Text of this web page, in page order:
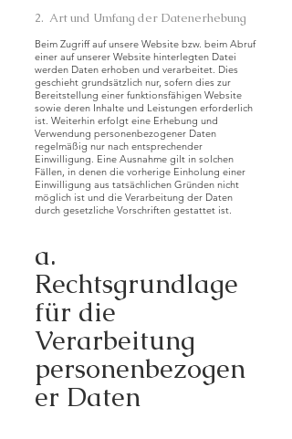
2. Art und Umfang der Datenerhebung
Beim Zugriff auf unsere Website bzw. beim Abruf
einer auf unserer Website hinterlegten Datei
werden Daten erhoben und verarbeitet. Dies
geschieht grundsätzlich nur, sofern dies zur
Bereitstellung einer funktionsfähigen Website
sowie deren Inhalte und Leistungen erforderlich
ist. Weiterhin erfolgt eine Erhebung und
Verwendung personenbezogener Daten
regelmäßig nur nach entsprechender
Einwilligung. Eine Ausnahme gilt in solchen
Fällen, in denen die vorherige Einholung einer
Einwilligung aus tatsächlichen Gründen nicht
möglich ist und die Verarbeitung der Daten
durch gesetzliche Vorschriften gestattet ist.
a.
Rechtsgrundlage
für die
Verarbeitung
personenbezogen
er Daten